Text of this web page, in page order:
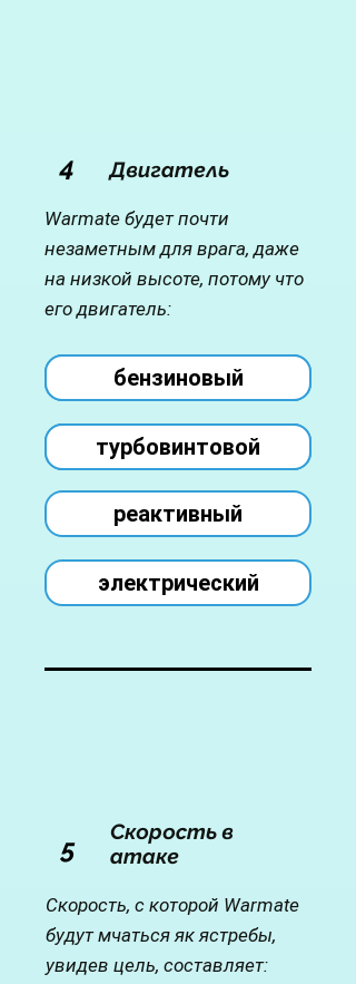
4 Двигатель
Warmate будет почти
незаметным для врага, даже
на низкой высоте, потому что
его двигатель:
бензиновый
бензиновый
турбовинтовой
турбовинтовой
реактивный
электрический
5
Скорость в
атаке
Скорость, с которой Warmate
будут мчаться як ястребы,
увидев цель, составляет: